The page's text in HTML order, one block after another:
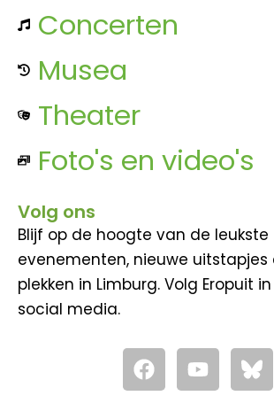
Concerten
Musea
Theater
Foto's en video's
Volg ons
Blijf op de hoogte van de leukste
evenementen, nieuwe uitstapjes
plekken in Limburg. Volg Eropuit
social media.
F
a
c
Y
o
u